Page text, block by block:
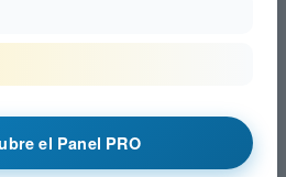
el Panel PRO